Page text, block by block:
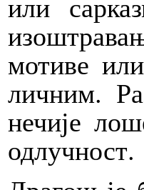
мотиве
личним.
нечије
одлучност.